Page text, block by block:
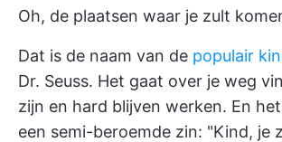
Oh, de plaatsen waar je zult
Dat is de naam van de populair
Dr. Seuss. Het gaat over je weg
zijn en hard blijven werken. En
een semi-beroemde zin: "Kind, je